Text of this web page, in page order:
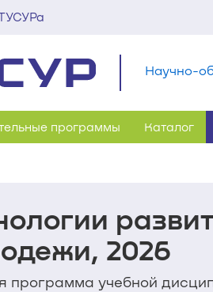
Научно-
программы Каталог
2026
программа учебной